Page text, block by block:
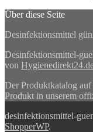
Über diese Seite
Desinfektionsmittel
Desinfektionsmittel-
von
Der Produktkatalog auf
Produkt in unserem
desinfektionsmittel-
ShopperWP.